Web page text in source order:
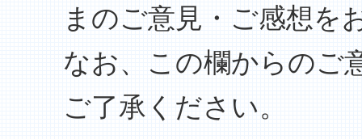
まのご意見・ご感想を
なお、この欄からのご
ご了承ください。